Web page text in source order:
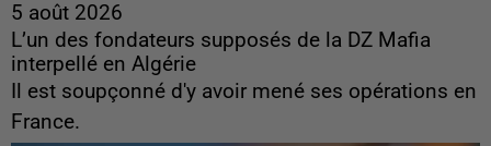
5 août 2026
L’un des fondateurs supposés de la DZ Mafia
interpellé en Algérie
Il est soupçonné d'y avoir mené ses opérations en
France.